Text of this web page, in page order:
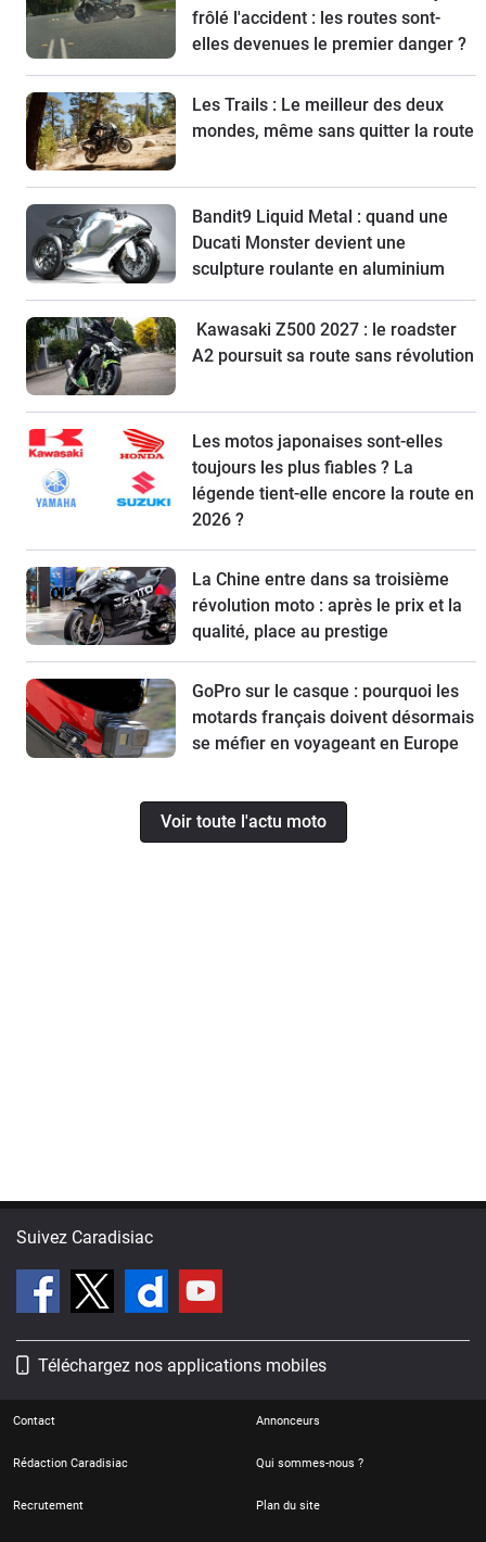
frôlé l'accident : les routes sont-
elles devenues le premier danger ?
Les Trails : Le meilleur des deux
mondes, même sans quitter la route
Bandit9 Liquid Metal : quand une
Ducati Monster devient une
sculpture roulante en aluminium
Kawasaki Z500 2027 : le roadster
A2 poursuit sa route sans révolution
Les motos japonaises sont-elles
toujours les plus fiables ? La
légende tient-elle encore la route en
2026 ?
La Chine entre dans sa troisième
révolution moto : après le prix et la
qualité, place au prestige
GoPro sur le casque : pourquoi les
motards français doivent désormais
se méfier en voyageant en Europe
Voir toute l'actu moto
Suivez Caradisiac
Téléchargez nos applications mobiles
Contact Annonceurs
Rédaction Caradisiac Qui sommes-nous ?
Recrutement Plan du site